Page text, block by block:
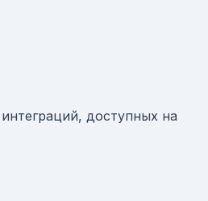
доступных на